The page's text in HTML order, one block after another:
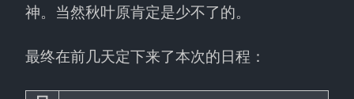
神。当然秋叶原肯定是少不了的。
最终在前几天定下来了本次的日程：